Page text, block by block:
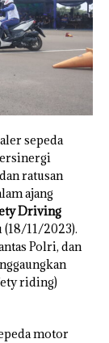
sepeda
dan ratusan
ajang
Driving
(18/11/2023).
Polri, dan
riding)
motor